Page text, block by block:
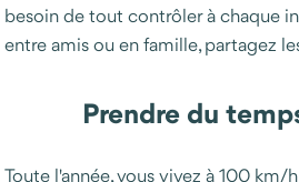
besoin de tout contrôler à chaque
entre amis ou en famille, partagez
Prendre du
Toute l'année, vous vivez à 100